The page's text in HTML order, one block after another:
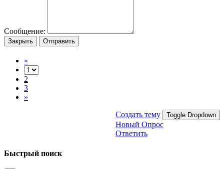
Сообщение:
Закрыть Отправить
«
2
3
»
Создать тему Toggle Dropdown
Новый Опрос
Ответить
Быстрый поиск